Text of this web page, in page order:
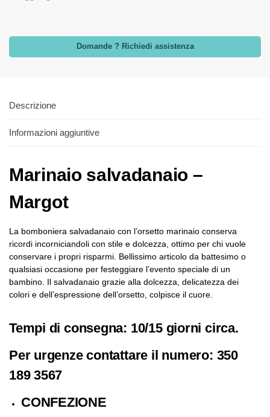
Domande ? Richiedi assistenza
Descrizione
Informazioni aggiuntive
Marinaio salvadanaio –
Margot
La bomboniera salvadanaio con l’orsetto marinaio conserva
ricordi incorniciandoli con stile e dolcezza, ottimo per chi vuole
conservare i propri risparmi. Bellissimo articolo da battesimo o
qualsiasi occasione per festeggiare l’evento speciale di un
bambino. Il salvadanaio grazie alla dolcezza, delicatezza dei
colori e dell’espressione dell’orsetto, colpisce il cuore.
Tempi di consegna: 10/15 giorni circa.
Per urgenze contattare il numero: 350
189 3567
CONFEZIONE